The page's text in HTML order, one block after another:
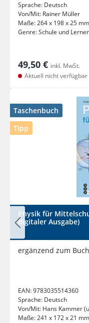
Sprache: Deutsch
Von/Mit: Rainer Müller
Maße:264 x 198 x 25 mm
Genre:Schule und
49,50 € inkl. MwSt.
Aktuell nicht verfügbar
Taschenbuch
Tipp
Physik für
digitaler Ausgabe)
ergänzend zum
EAN:9783035514360
Sprache: Deutsch
Von/Mit: Hans Kammer
Maße:241 x 172 x 21 mm